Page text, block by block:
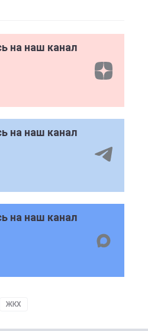
на наш канал
на наш канал
на наш канал
ЖКХ